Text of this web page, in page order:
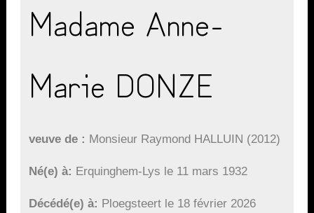
Madame Anne-
Marie DONZE
veuve de Monsieur Raymond HALLUIN (2012)
Né(e) à Erquinghem-Lys le 11 mars 1932
Décédé(e) à Ploegsteert le 18 février 2026